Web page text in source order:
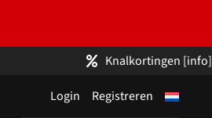
Knalkortingen [info]
Login Registreren